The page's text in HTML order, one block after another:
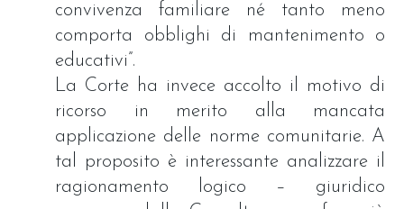
convivenza familiare né tanto meno
comporta obblighi di mantenimento o
educativi”.
La Corte ha invece accolto il motivo di
ricorso in merito alla mancata
applicazione delle norme comunitarie. A
tal proposito è interessante analizzare il
ragionamento logico – giuridico